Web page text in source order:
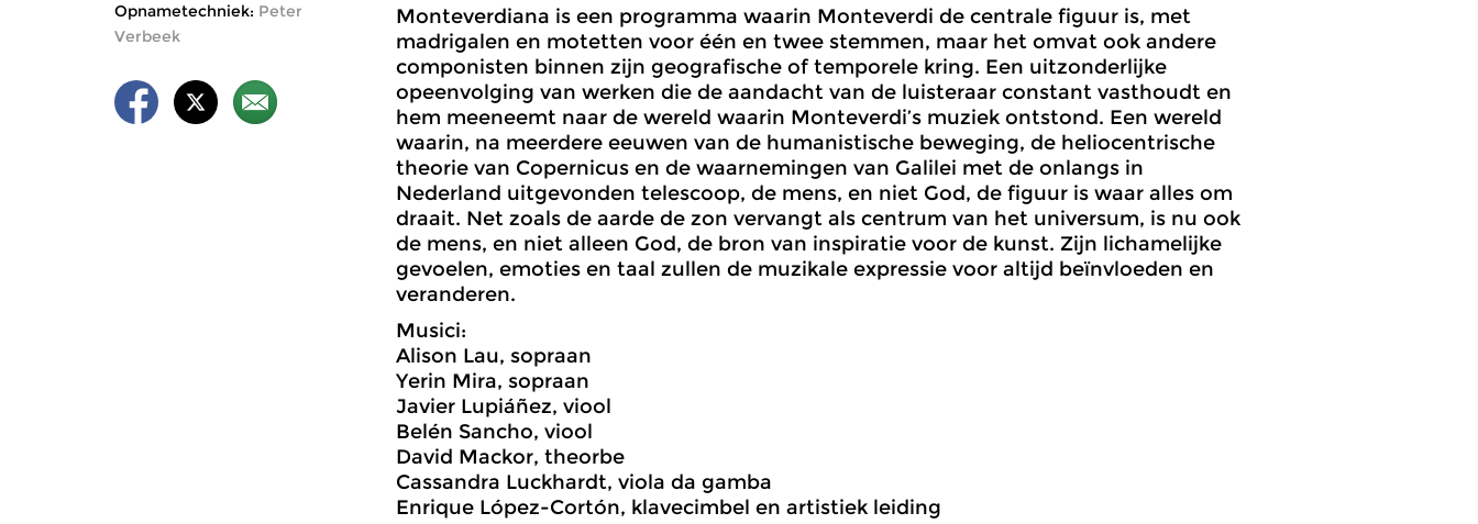
Opnametechniek: Peter
Verbeek
Monteverdiana is een programma waarin Monteverdi de centrale figuur is, met
madrigalen en motetten voor één en twee stemmen, maar het omvat ook andere
componisten binnen zijn geografische of temporele kring. Een uitzonderlijke
opeenvolging van werken die de aandacht van de luisteraar constant vasthoudt en
hem meeneemt naar de wereld waarin Monteverdi’s muziek ontstond. Een wereld
waarin, na meerdere eeuwen van de humanistische beweging, de heliocentrische
theorie van Copernicus en de waarnemingen van Galilei met de onlangs in
Nederland uitgevonden telescoop, de mens, en niet God, de figuur is waar alles om
draait. Net zoals de aarde de zon vervangt als centrum van het universum, is nu ook
de mens, en niet alleen God, de bron van inspiratie voor de kunst. Zijn lichamelijke
gevoelen, emoties en taal zullen de muzikale expressie voor altijd beïnvloeden en
veranderen.
Musici:
Alison Lau, sopraan
Yerin Mira, sopraan
Javier Lupiáñez, viool
Belén Sancho, viool
David Mackor, theorbe
Cassandra Luckhardt, viola da gamba
Enrique López-Cortón, klavecimbel en artistiek leiding